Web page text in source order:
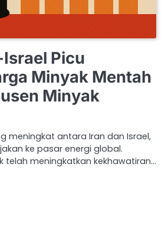
Picu
Minyak Mentah
Minyak
meningkat antara Iran dan Israel,
ke pasar energi global.
telah meningkatkan kekhawatiran…